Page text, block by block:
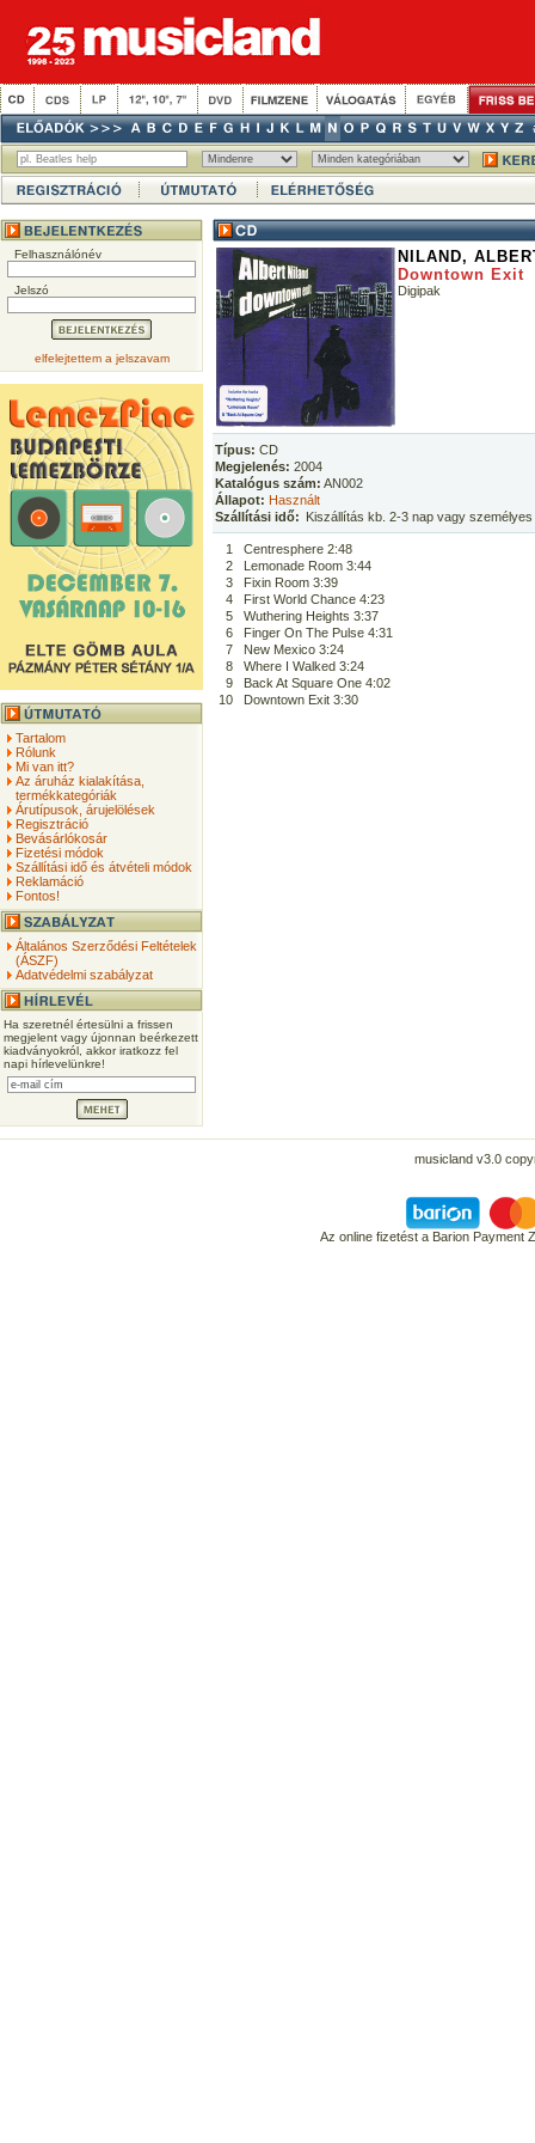
Felhasználónév
Jelszó
elfelejtettem a jelszavam
Tartalom
Rólunk
Mi van itt?
Az áruház kialakítása,
termékkategóriák
Árutípusok, árujelölések
Regisztráció
Bevásárlókosár
Fizetési módok
Szállítási idő és átvételi módok
Reklamáció
Fontos!
Általános Szerződési Feltételek
(ÁSZF)
Adatvédelmi szabályzat
Ha szeretnél értesülni a frissen
megjelent vagy újonnan beérkezett
kiadványokról, akkor iratkozz fel
napi hírlevelünkre!
NILAND,
Downtown Exit
Digipak
Típus: CD
Megjelenés: 2004
Katalógus szám: AN002
Állapot: Használt
Szállítási idő: Kiszállítás kb. 2-3 nap vagy
1
Centresphere 2:48
2
Lemonade Room 3:44
3
Fixin Room 3:39
4
First World Chance 4:23
5
Wuthering Heights 3:37
6
Finger On The Pulse 4:31
7
New Mexico 3:24
8
Where I Walked 3:24
9
Back At Square One 4:02
10
Downtown Exit 3:30
musicland v3.0
Az online fizetést a Barion Payment